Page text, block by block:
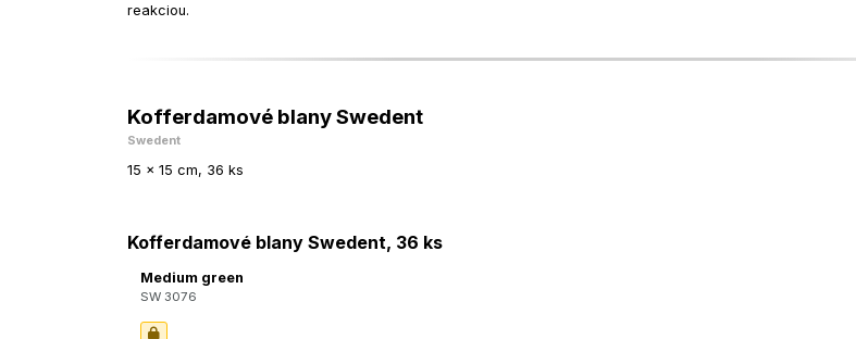
reakciou.
Kofferdamové blany Swedent
Swedent
15 x 15 cm, 36 ks
Kofferdamové blany Swedent, 36 ks
Medium green
SW 3076